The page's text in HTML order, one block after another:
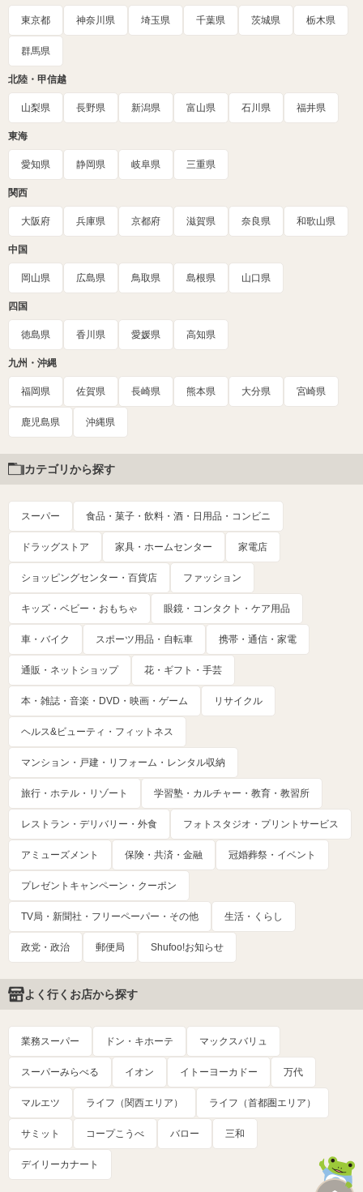
東京都 神奈川県 埼玉県 千葉県 茨城県 栃木県
群馬県
北陸・甲信越
山梨県 長野県 新潟県 富山県 石川県 福井県
東海
愛知県 静岡県 岐阜県 三重県
関西
大阪府 兵庫県 京都府 滋賀県 奈良県 和歌山県
中国
岡山県 広島県 鳥取県 島根県 山口県
四国
徳島県 香川県 愛媛県 高知県
九州・沖縄
福岡県 佐賀県 長崎県 熊本県 大分県 宮崎県
鹿児島県 沖縄県
カテゴリから探す
スーパー 食品・菓子・飲料・酒・日用品・コンビニ
ドラッグストア 家具・ホームセンター 家電店
ショッピングセンター・百貨店 ファッション
キッズ・ベビー・おもちゃ 眼鏡・コンタクト・ケア用品
車・バイク スポーツ用品・自転車 携帯・通信・家電
通販・ネットショップ 花・ギフト・手芸
本・雑誌・音楽・DVD・映画・ゲーム リサイクル
ヘルス&ビューティ・フィットネス
マンション・戸建・リフォーム・レンタル収納
旅行・ホテル・リゾート 学習塾・カルチャー・教育・教習所
レストラン・デリバリー・外食 フォトスタジオ・プリントサービス
アミューズメント 保険・共済・金融 冠婚葬祭・イベント
プレゼントキャンペーン・クーポン
TV局・新聞社・フリーペーパー・その他 生活・くらし
政党・政治 郵便局 Shufoo!お知らせ
よく行くお店から探す
業務スーパー ドン・キホーテ マックスバリュ
スーパーみらべる イオン イトーヨーカドー 万代
マルエツ ライフ（関西エリア） ライフ（首都圏エリア）
サミット コープこうべ バロー 三和
デイリーカナート